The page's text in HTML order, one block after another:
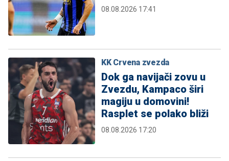
08.08.2026 17:41
KK Crvena zvezda
Dok ga navijači zovu u
Zvezdu, Kampaco širi
magiju u domovini!
Rasplet se polako bliži
08.08.2026 17:20